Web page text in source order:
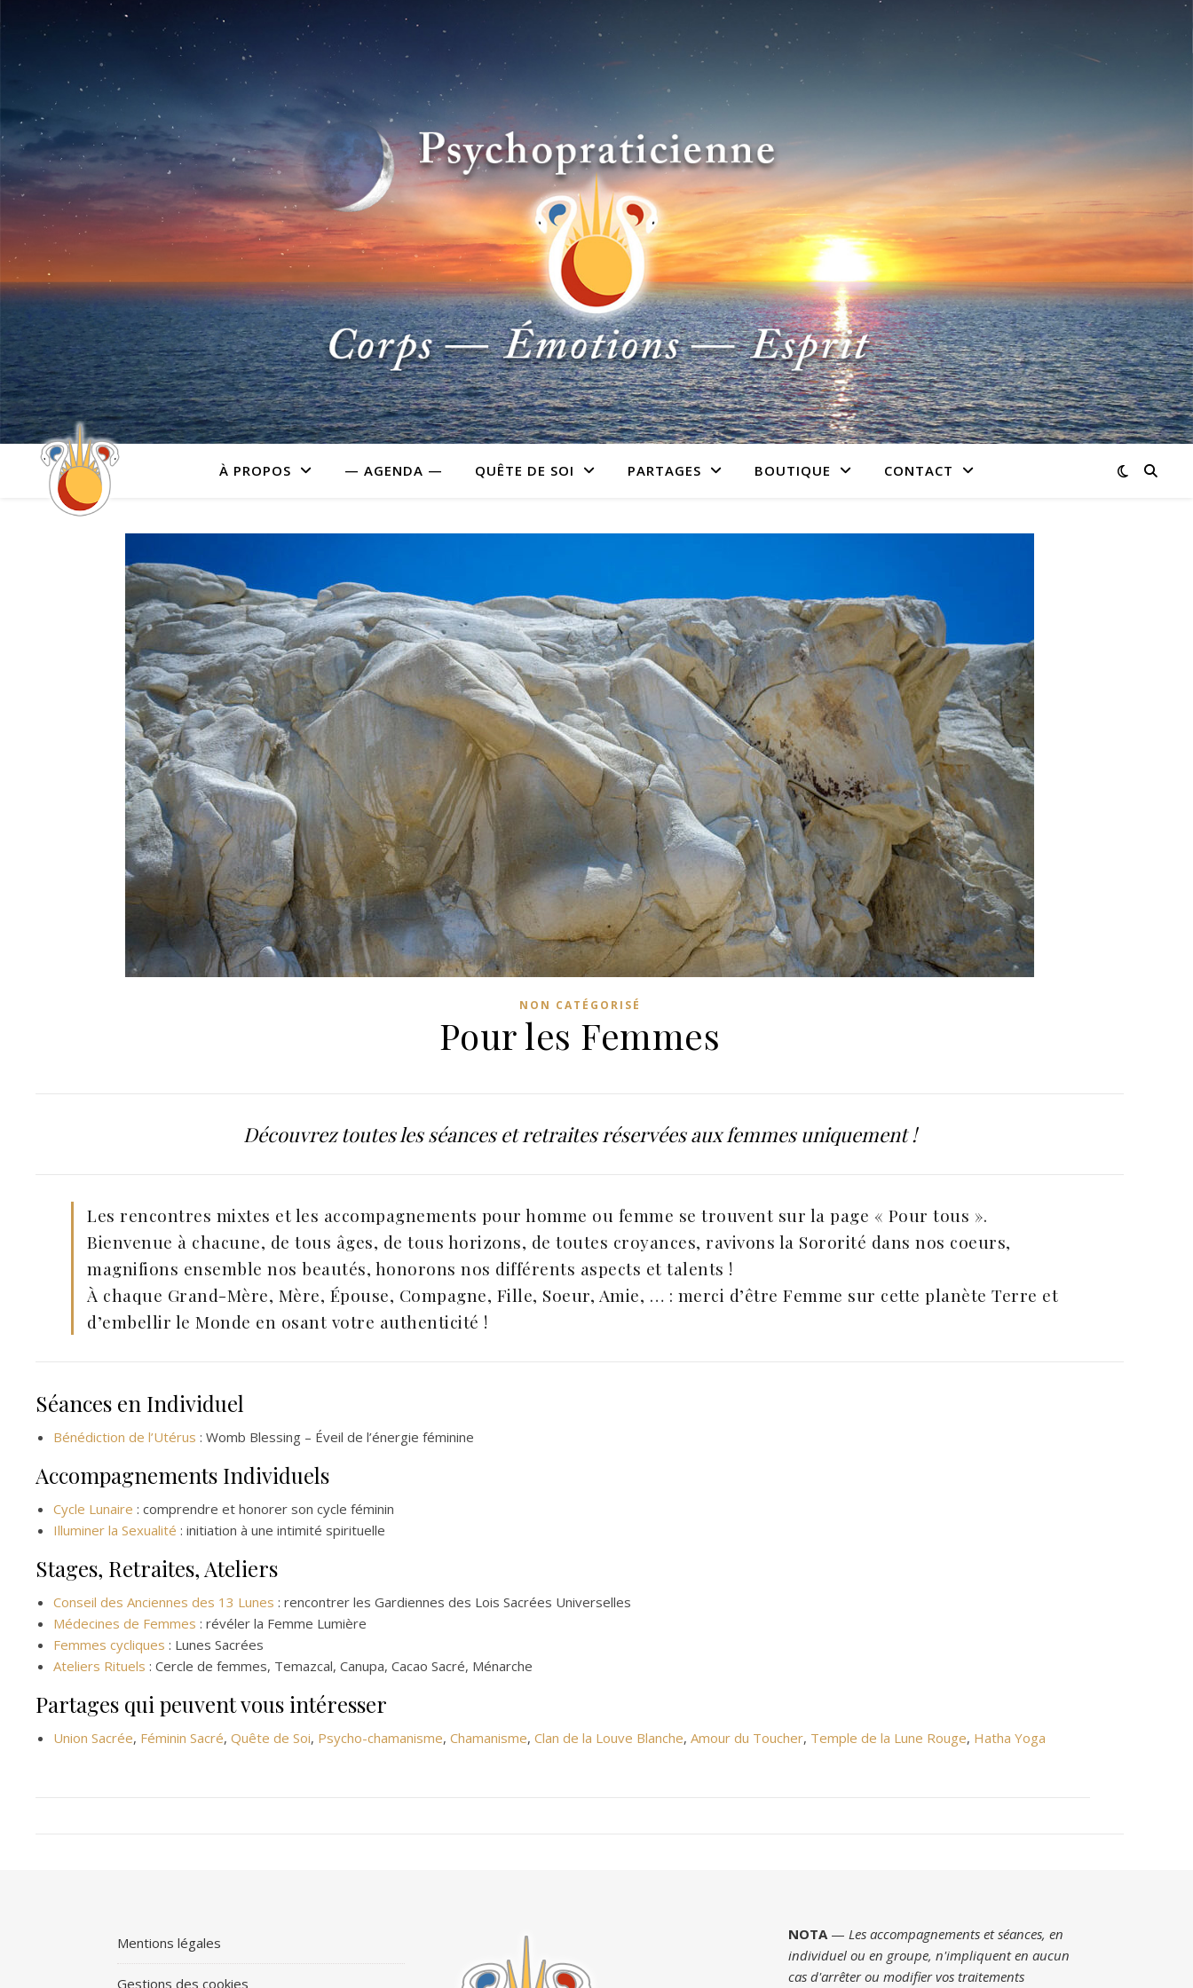
À PROPOS — AGENDA — QUÊTE DE SOI PARTAGES BOUTIQUE CONTACT
NON CATÉGORISÉ
Pour les Femmes
Découvrez toutes les séances et retraites réservées aux femmes uniquement !
Les rencontres mixtes et les accompagnements pour homme ou femme se trouvent sur la page « Pour tous ».
Bienvenue à chacune, de tous âges, de tous horizons, de toutes croyances, ravivons la Sororité dans nos coeurs,
magnifions ensemble nos beautés, honorons nos différents aspects et talents !
À chaque Grand-Mère, Mère, Épouse, Compagne, Fille, Soeur, Amie, … : merci d’être Femme sur cette planète Terre et
d’embellir le Monde en osant votre authenticité !
Séances en Individuel
Bénédiction de l’Utérus : Womb Blessing – Éveil de l’énergie féminine
Accompagnements Individuels
Cycle Lunaire : comprendre et honorer son cycle féminin
Illuminer la Sexualité : initiation à une intimité spirituelle
Stages, Retraites, Ateliers
Conseil des Anciennes des 13 Lunes : rencontrer les Gardiennes des Lois Sacrées Universelles
Médecines de Femmes : révéler la Femme Lumière
Femmes cycliques : Lunes Sacrées
Ateliers Rituels : Cercle de femmes, Temazcal, Canupa, Cacao Sacré, Ménarche
Partages qui peuvent vous intéresser
Union Sacrée, Féminin Sacré, Quête de Soi, Psycho-chamanisme, Chamanisme, Clan de la Louve Blanche, Amour du Toucher, Temple de la Lune Rouge, Hatha Yoga
Mentions légales
Gestions des cookies
NOTA— Les accompagnements et séances, en
individuel ou en groupe, n'impliquent en aucun
cas d'arrêter ou modifier vos traitements